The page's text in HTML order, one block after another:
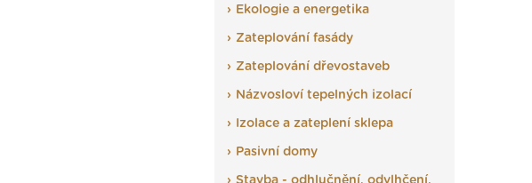
Ekologie a energetika
Zateplování fasády
Zateplování dřevostaveb
Názvosloví tepelných izolací
Izolace a zateplení sklepa
Pasivní domy
Stavba - odhlučnění, odvlhčení,